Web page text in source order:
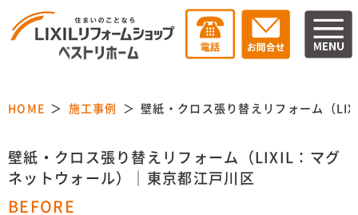
HOME 施工事例 壁紙・クロス張り替えリフォーム（
壁紙・クロス張り替えリフォーム（LIXIL：マグ
ネットウォール）｜東京都江戸川区
BEFORE